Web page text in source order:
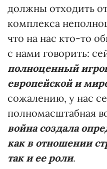
должны отходить
комплекса
что на нас кто-то
с нами говорить:
полноценный
европейской и
сожалению, у нас
полномасштабная
война создала
как в отношении
так и ее роли.